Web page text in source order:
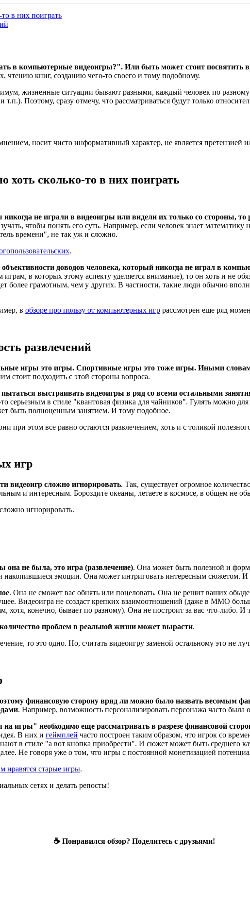
в них поиграть
в компьютерные видеоигры?". Или быть может стоит посвятить
книг, созданию чего-то своего и тому подобному.
жизненные ситуации бывают разными, каждый человек по
Поэтому, сразу отмечу, что рассматриваться будут только
носит чисто информативный характер, не является
хоть сколько-то в них поиграть
не играли в видеоигры или видели их только со стороны, то
чтобы понять его суть. Например, если человек знает
времени", не так уж и сложно.
.
доводов человека, который никогда не играл в
в которых этому аспекту уделяется внимание), то он хоть и не
более грамотным, чем у других. В частности, такие люди обычно
в обзоре про пользу от компьютерных игр рассмотрен еще ряд
развлечений
игры это игры. Спортивные игры это тоже игры. Иными
стоит подходить с этой стороны вопроса.
пытаться выстраивать видеоигры в ряд со всеми остальными
серьезным в стиле "квантовая физика для чайников". Гулять можно
быть полноценным занятием. И тому подобное.
этом все равно остаются развлечением, хоть и с толикой
игр
видеоигр сложно игнорировать. Так, существует огромное
и интересным. Бороздите океаны, летаете в космосе, в общем не
игнорировать.
она не была, это игра (развлечение). Она может быть полезной и
накопившиеся эмоции. Она может интриговать интересным сюжетом. И
. Она не сможет вас обнять или поцеловать. Она не решит ваших
Видеоигра не создаст крепких взаимоотношений (даже в ММО
хотя, конечно, бывает по разному). Она не построит за вас что-либо. И
проблем в реальной жизни может вырасти.
то это одно. Но, считать видеоигру заменой остальному это не
финансовую сторону вряд ли можно было назвать весомым
. Например, возможность персонализировать персонажа часто
игры" необходимо еще рассматривать в разрезе финансовой
В них и геймплей часто построен таким образом, что игрок со
в стиле "а вот кнопка приобрести". И сюжет может быть среднего
Не говоря уже о том, что игры с постоянной монетизацией
нравятся старые игры.
сетях и делать репосты!
☕ Понравился обзор? Поделитесь с друзьями!